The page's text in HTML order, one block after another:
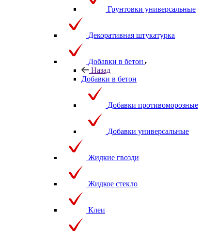
Грунтовки универсальные
Декоративная штукатурка
Добавки в бетон
Назад
Добавки в бетон
Добавки противоморозные
Добавки универсальные
Жидкие гвозди
Жидкое стекло
Клеи